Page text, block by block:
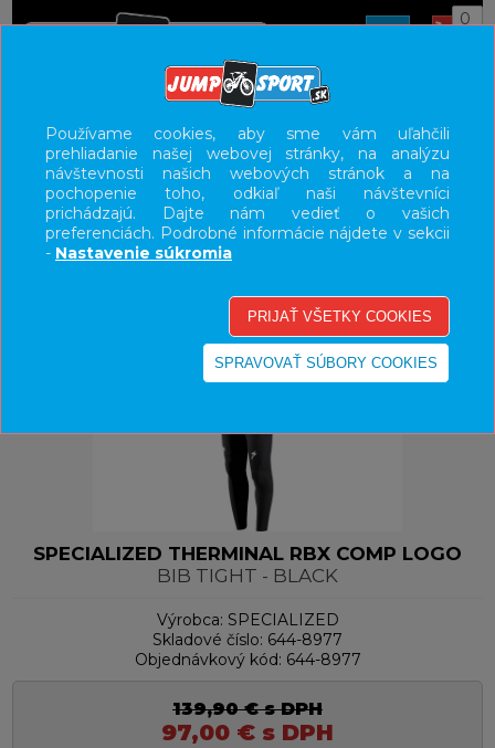
0
UŽÍVATEĽSKÝ PANEL
KATEGÓRIE
HLAVNÉ MENU
-31%
SPECIALIZED THERMINAL RBX COMP LOGO
BIB TIGHT - BLACK
Výrobca: SPECIALIZED
Skladové číslo: 644-8977
Objednávkový kód: 644-8977
139,90 €s DPH
97,00 € s DPH
Používame cookies, aby sme vám uľahčili
prehliadanie našej webovej stránky, na analýzu
návštevnosti našich webových stránok a na
pochopenie toho, odkiaľ naši návštevníci
prichádzajú. Dajte nám vedieť o vašich
preferenciách. Podrobné informácie nájdete v sekcii
- Nastavenie súkromia